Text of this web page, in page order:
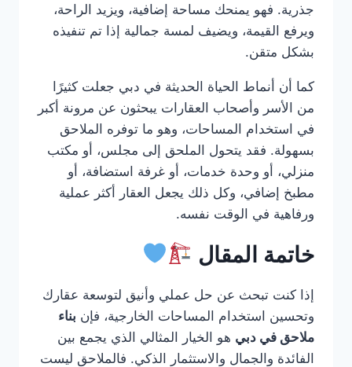
جذرية. فهو يمنحك مساحة إضافية، ويزيد الراحة،
ويرفع القيمة، ويضيف لمسة جمالية إذا تم تنفيذه
بشكل متقن.
كما أن أنماط الحياة الحديثة في دبي جعلت كثيرًا
من الأسر وأصحاب العقارات يبحثون عن مرونة أكبر
في استخدام المساحات، وهو ما توفره الملاحق
بسهولة. فقد يتحول الملحق إلى مجلس، أو مكتب
منزلي، أو وحدة خدمات، أو غرفة استضافة، أو
مطبخ إضافي، وكل ذلك يجعل العقار أكثر عملية
ورفاهية في الوقت نفسه.
خاتمة المقال
إذا كنت تبحث عن حل عملي وأنيق لتوسعة عقارك
وتحسين استخدام المساحات الخارجية، فإن بناء
ملاحق في دبي هو الخيار المثالي الذي يجمع بين
الفائدة والجمال والاستثمار الذكي. فالملاحق ليست